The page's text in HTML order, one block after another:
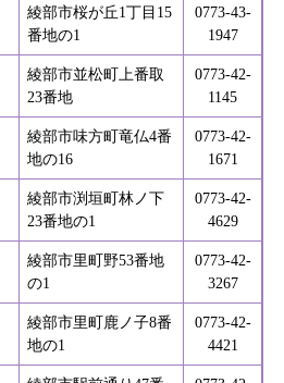
綾部市桜が丘1丁目15
番地の1
0773-43-
1947
綾部市並松町上番取
23番地
0773-42-
1145
綾部市味方町竜仏4番
地の16
0773-42-
1671
綾部市渕垣町林ノ下
23番地の1
0773-42-
4629
綾部市里町野53番地
の1
0773-42-
3267
綾部市里町鹿ノ子8番
地の1
0773-42-
4421